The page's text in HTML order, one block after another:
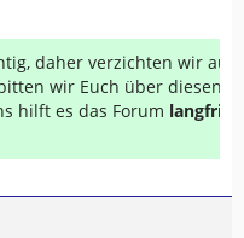
daher verzichten wir auf
wir Euch über diesen
hilft es das Forum